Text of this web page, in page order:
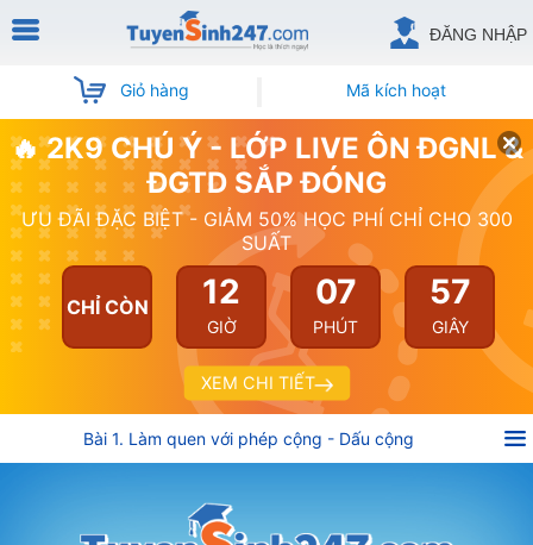
ĐĂNG NHẬP
Giỏ hàng Mã kích hoạt
🔥 2K9 CHÚ Ý - LỚP LIVE ÔN ĐGNL &
ĐGTD SẮP ĐÓNG
ƯU ĐÃI ĐẶC BIỆT - GIẢM 50% HỌC PHÍ CHỈ CHO 300
SUẤT
CHỈ CÒN 12
GIỜ
07
PHÚT
57
GIÂY
XEM CHI TIẾT
Bài 1. Làm quen với phép cộng - Dấu cộng